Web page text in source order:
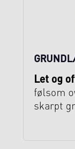
Let og
følsom
skarpt